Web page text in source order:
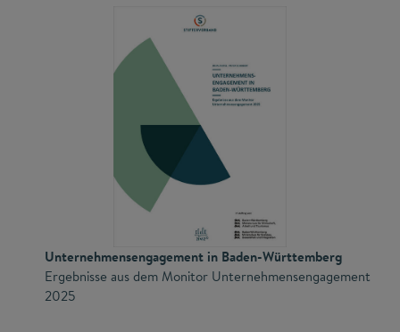
Unternehmensengagement in Baden-Württemberg
Ergebnisse aus dem Monitor Unternehmensengagement
2025